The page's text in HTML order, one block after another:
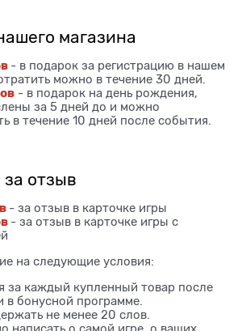
магазина
- в подарок за регистрацию в нашем
можно в течение 30 дней.
- в подарок на день рождения,
за 5 дней до и можно
в течение 10 дней после события.
отзыв
- за отзыв в карточке игры
- за отзыв в карточке игры с
на следующие условия:
за каждый купленный товар после
в бонусной программе.
не менее 20 слов.